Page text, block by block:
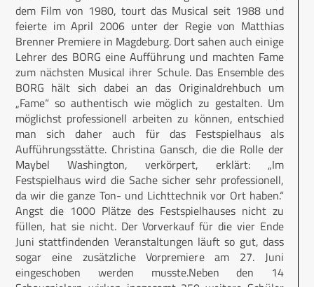
dem Film von 1980, tourt das Musical seit 1988 und
feierte im April 2006 unter der Regie von Matthias
Brenner Premiere in Magdeburg. Dort sahen auch einige
Lehrer des BORG eine Aufführung und machten Fame
zum nächsten Musical ihrer Schule. Das Ensemble des
BORG hält sich dabei an das Originaldrehbuch um
„Fame“ so authentisch wie möglich zu gestalten. Um
möglichst professionell arbeiten zu können, entschied
man sich daher auch für das Festspielhaus als
Aufführungsstätte. Christina Gansch, die die Rolle der
Maybel Washington, verkörpert, erklärt: „Im
Festspielhaus wird die Sache sicher sehr professionell,
da wir die ganze Ton- und Lichttechnik vor Ort haben.“
Angst die 1000 Plätze des Festspielhauses nicht zu
füllen, hat sie nicht. Der Vorverkauf für die vier Ende
Juni stattfindenden Veranstaltungen läuft so gut, dass
sogar eine zusätzliche Vorpremiere am 27. Juni
eingeschoben werden musste.Neben den 14